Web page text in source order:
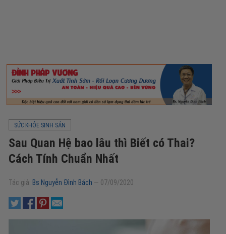
SỨC KHỎE SINH SẢN
Sau Quan Hệ bao lâu thì Biết có Thai?
Cách Tính Chuẩn Nhất
Tác giả: Bs Nguyễn Đình Bách — 07/09/2020